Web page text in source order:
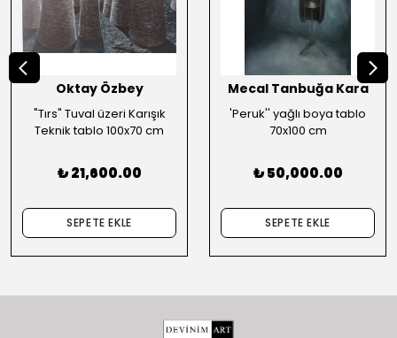
Oktay Özbey
"Tırs" Tuval üzeri Karışık
Teknik tablo 100x70 cm
₺ 21,600.00
SEPETE EKLE
Mecal Tanbuğa Kara
'Peruk'' yağlı boya tablo
70x100 cm
₺ 50,000.00
SEPETE EKLE